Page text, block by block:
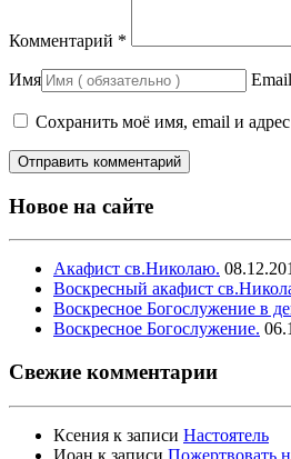
Комментарий *
Имя Email
Сохранить моё имя, email и
Новое на сайте
Акафист св.Николаю.
Воскресный акафист
Воскресное Богослужение в
Воскресное Богослужение.
Свежие комментарии
Ксения к записи Настоятель
Иоан к записи Пожертвовать